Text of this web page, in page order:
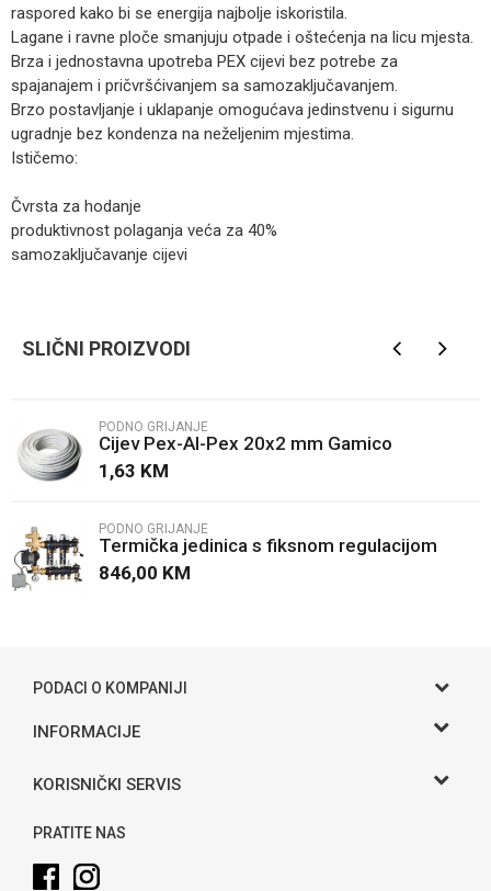
raspored kako bi se energija najbolje iskoristila.
Lagane i ravne ploče smanjuju otpade i oštećenja na licu mjesta.
Brza i jednostavna upotreba PEX cijevi bez potrebe za
spajanajem i pričvršćivanjem sa samozaključavanjem.
Brzo postavljanje i uklapanje omogućava jedinstvenu i sigurnu
ugradnje bez kondenza na neželjenim mjestima.
Ističemo:
Čvrsta za hodanje
produktivnost polaganja veća za 40%
samozaključavanje cijevi
Poruka
SLIČNI PROIZVODI
PODNO GRIJANJE
Cijev Pex-Al-Pex 20x2 mm Gamico
1,63 KM
PODNO GRIJANJE
Termička jedinica s fiksnom regulacijom
Caleffi
846,00 KM
PODACI O KOMPANIJI
Gama S doo
Adresa
Telefon:
INFORMACIJE
O nama
KORISNIČKI SERVIS
Uslovi korišćenja i prodaje
Kako kupiti
PRATITE NAS